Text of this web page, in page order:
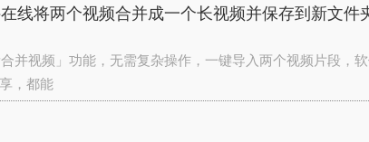
线将两个视频合并成一个长视频并保存到新文件
并视频」功能，无需复杂操作，一键导入两个视频片段，
，都能